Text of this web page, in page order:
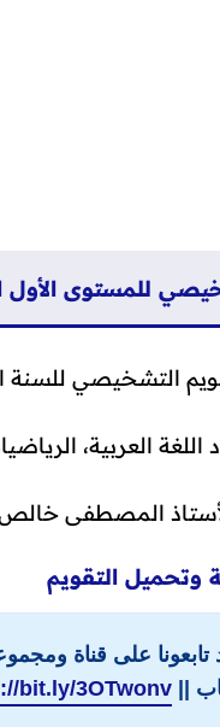
للمستوى الأول
للسنة الأولى 1 من التعليم
العربية،
المصطفى
وتحميل التقويم
تابعونا على قناة
||
bit.ly/3OTwonv